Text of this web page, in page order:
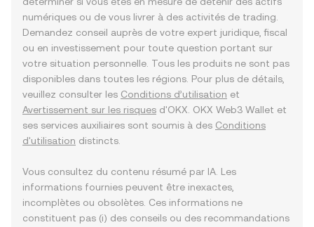
numériques ou de vous livrer à des activités de trading.
Demandez conseil auprès de votre expert juridique, fiscal
ou en investissement pour toute question portant sur
votre situation personnelle. Tous les produits ne sont pas
disponibles dans toutes les régions. Pour plus de détails,
veuillez consulter les Conditions d’utilisation et
Avertissement sur les risques d'OKX. OKX Web3 Wallet et
ses services auxiliaires sont soumis à des Conditions
d'utilisation distincts.
Vous consultez du contenu résumé par IA. Les
informations fournies peuvent être inexactes,
incomplètes ou obsolètes. Ces informations ne
constituent pas (i) des conseils ou des recommandations